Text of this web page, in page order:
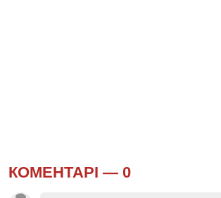
КОМЕНТАРІ — 0